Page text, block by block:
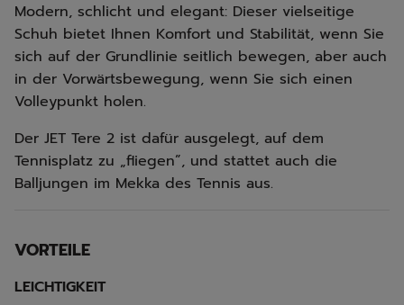
Modern, schlicht und elegant: Dieser vielseitige
Schuh bietet Ihnen Komfort und Stabilität, wenn Sie
sich auf der Grundlinie seitlich bewegen, aber auch
in der Vorwärtsbewegung, wenn Sie sich einen
Volleypunkt holen.
Der JET Tere 2 ist dafür ausgelegt, auf dem
Tennisplatz zu „fliegen”, und stattet auch die
Balljungen im Mekka des Tennis aus.
VORTEILE
LEICHTIGKEIT